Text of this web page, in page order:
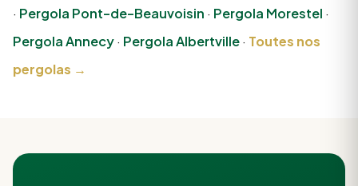
· Pergola Pont-de-Beauvoisin · Pergola Morestel ·
Pergola Annecy· Pergola Albertville· Toutes nos
pergolas →